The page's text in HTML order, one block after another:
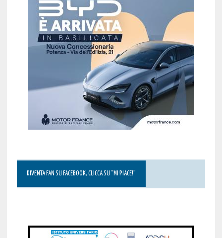
DIVENTA FAN SU FACEBOOK, CLICCA SU “MI PIACE!”